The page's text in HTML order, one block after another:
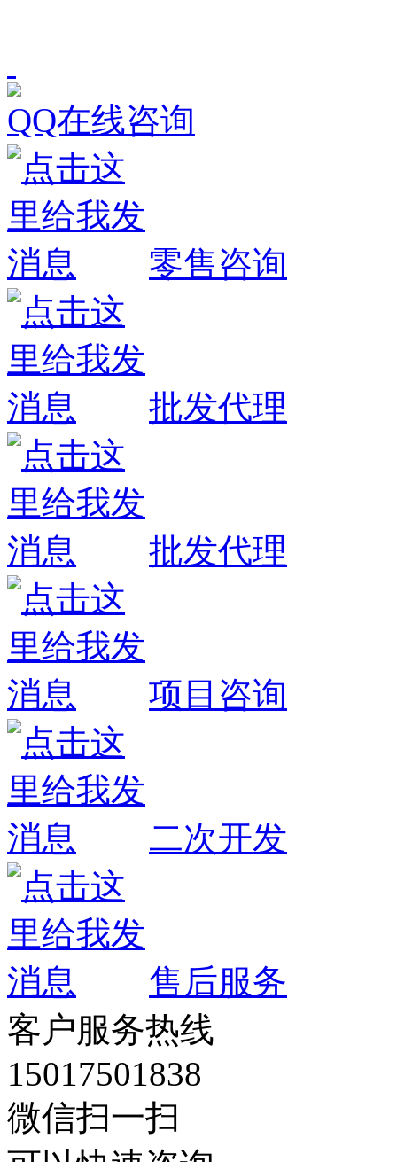
QQ在线咨询
零售咨询
批发代理
批发代理
项目咨询
二次开发
售后服务
客户服务热线
15017501838
微信扫一扫